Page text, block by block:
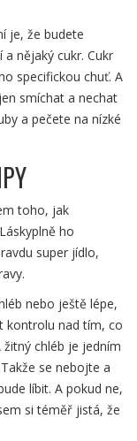
je, že budete
nějaký cukr. Cukr
specifickou chuť. A
smíchat a nechat
a pečete na nízké
toho, jak
ho
super jídlo,
nebo ještě lépe,
kontrolu nad tím, co
chléb je jedním
se nebojte a
líbit. A pokud ne,
si téměř jistá, že